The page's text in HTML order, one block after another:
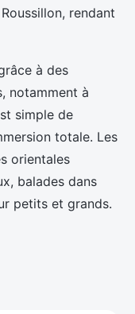
rendant
à des
notamment à
simple de
totale. Les
orientales
balades dans
petits et grands.